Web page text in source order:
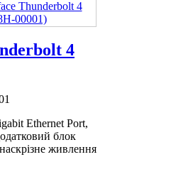
4
Ethernet Port,
блок
живлення